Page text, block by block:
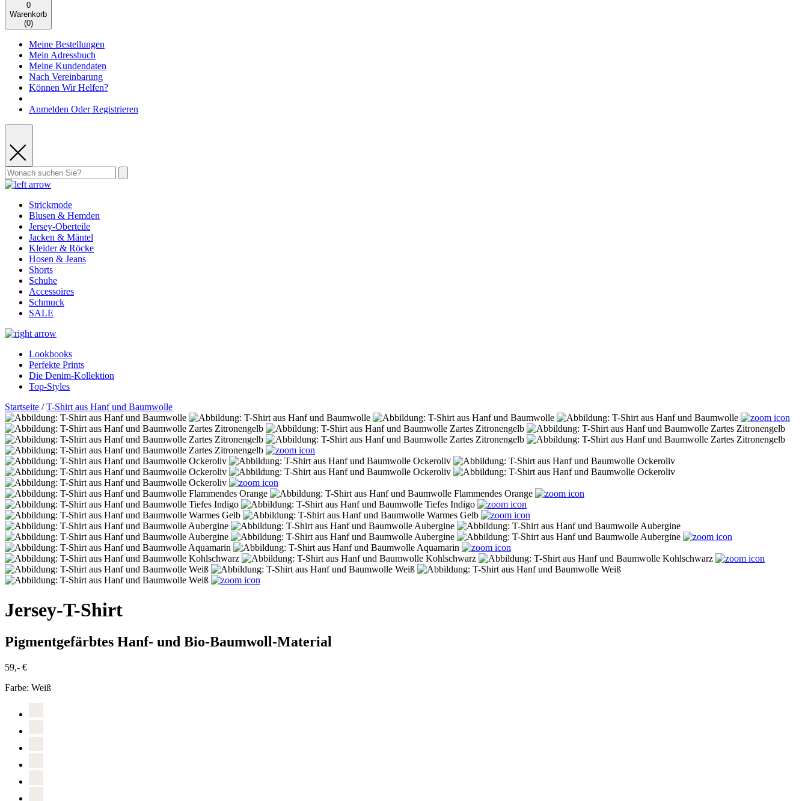
0
Warenkorb
(0)
Meine Bestellungen
Mein Adressbuch
Meine Kundendaten
Nach Vereinbarung
Können Wir Helfen?
Anmelden Oder Registrieren
Strickmode
Blusen & Hemden
Jersey-Oberteile
Jacken & Mäntel
Kleider & Röcke
Hosen & Jeans
Shorts
Schuhe
Accessoires
Schmuck
SALE
Lookbooks
Perfekte Prints
Die Denim-Kollektion
Top-Styles
Startseite /T-Shirt aus Hanf und Baumwolle
Jersey-T-Shirt
Pigmentgefärbtes Hanf- und Bio-Baumwoll-Material
59,- €
Farbe: Weiß